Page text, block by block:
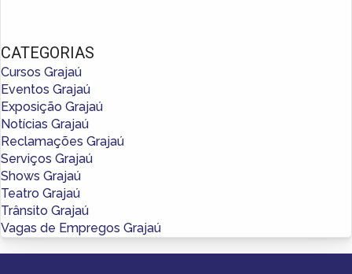
CATEGORIAS
Cursos Grajaú
Eventos Grajaú
Exposição Grajaú
Notícias Grajaú
Reclamações Grajaú
Serviços Grajaú
Shows Grajaú
Teatro Grajaú
Trânsito Grajaú
Vagas de Empregos Grajaú